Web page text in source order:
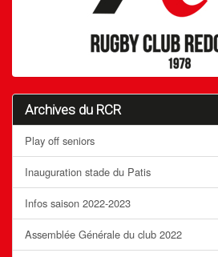
Archives du RCR
Play off seniors
Inauguration stade du Patis
Infos saison 2022-2023
Assemblée Générale du club 2022